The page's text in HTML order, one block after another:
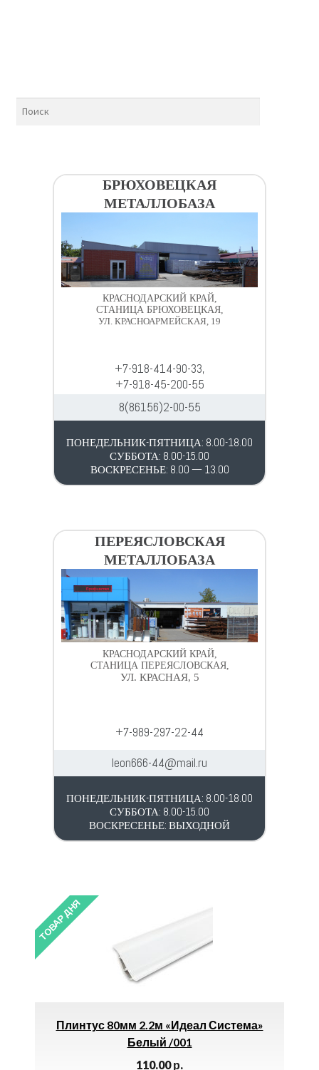
БРЮХОВЕЦКАЯ
МЕТАЛЛОБАЗА
КРАСНОДАРСКИЙ КРАЙ,
СТАНИЦА БРЮХОВЕЦКАЯ,
УЛ. КРАСНОАРМЕЙСКАЯ, 19
+7-918-414-90-33,
+7-918-45-200-55
8(86156)2-00-55
ПОНЕДЕЛЬНИК-ПЯТНИЦА: 8.00-18.00
СУББОТА: 8.00-15.00
ВОСКРЕСЕНЬЕ: 8.00 — 13.00
ПЕРЕЯСЛОВСКАЯ
МЕТАЛЛОБАЗА
КРАСНОДАРСКИЙ КРАЙ,
СТАНИЦА ПЕРЕЯСЛОВСКАЯ,
УЛ. КРАСНАЯ, 5
+7-989-297-22-44
leon666-44@mail.ru
ПОНЕДЕЛЬНИК-ПЯТНИЦА: 8.00-18.00
СУББОТА: 8.00-15.00
ВОСКРЕСЕНЬЕ: ВЫХОДНОЙ
Система»
ТОВАР ДНЯ
Лейка Для Душа WKY — 1301